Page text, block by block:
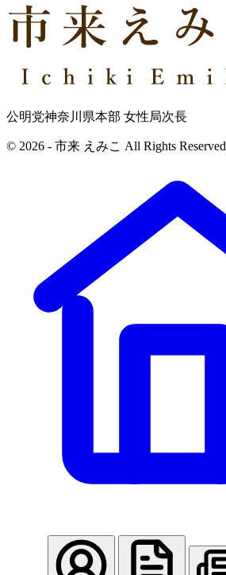
公明党神奈川県本部 女性局次長
© 2026 - 市来 えみこ All Rights Reserved